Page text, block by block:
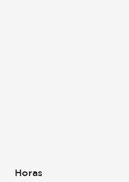
Horas